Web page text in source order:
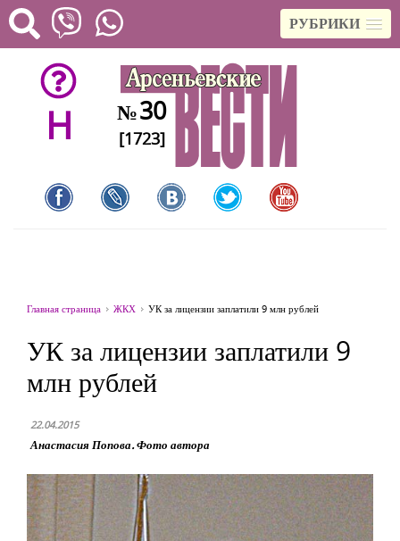
РУБРИКИ
H №30
[1723]
Главная страница ЖКХ УК за лицензии заплатили 9 млн рублей
УК за лицензии заплатили 9
млн рублей
22.04.2015
Анастасия Попова. Фото автора